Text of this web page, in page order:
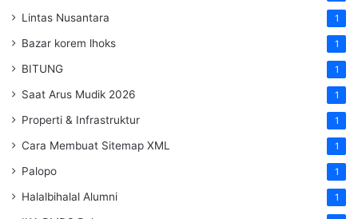
Lintas Nusantara 1
Bazar korem lhoks 1
BITUNG 1
Saat Arus Mudik 2026 1
Properti & Infrastruktur 1
Cara Membuat Sitemap XML 1
Palopo 1
Halalbihalal Alumni 1